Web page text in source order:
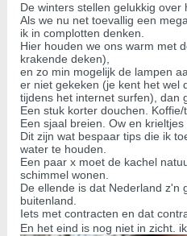
De winters stellen gelukkig over
Als we nu net toevallig een
ik in complotten denken.
Hier houden we ons warm met
krakende deken),
en zo min mogelijk de lampen
er niet gekeken (je kent het wel
tijdens het internet surfen), dan
Een stuk korter douchen. Koffie/
Een sjaal breien. Ow en
Dit zijn wat bespaar tips die ik
water te houden.
Een paar x moet de kachel
schimmel wonen.
De ellende is dat Nederland z'n
buitenland.
Iets met contracten en dat
En het eind is nog niet in zicht.